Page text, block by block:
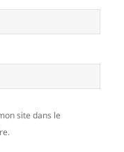
site dans le